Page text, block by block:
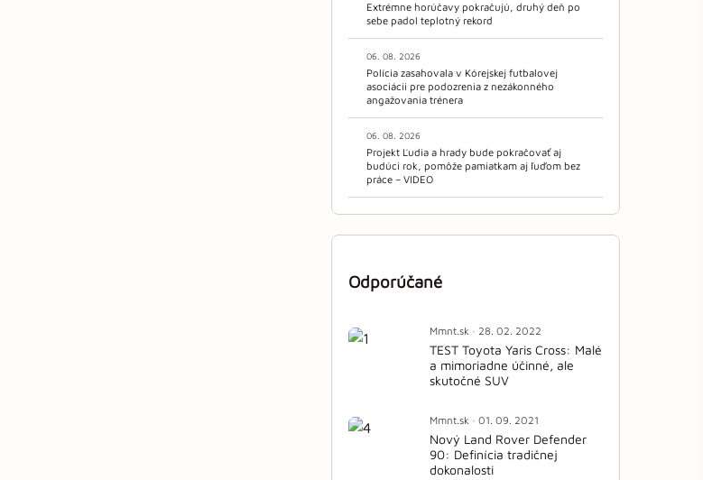
Extrémne horúčavy pokračujú, druhý deň po
sebe padol teplotný rekord
06. 08. 2026
Polícia zasahovala v Kórejskej futbalovej
asociácii pre podozrenia z nezákonného
angažovania trénera
06. 08. 2026
Projekt Ľudia a hrady bude pokračovať aj
budúci rok, pomôže pamiatkam aj ľuďom bez
práce – VIDEO
Odporúčané
Mmnt.sk · 28. 02. 2022
TEST Toyota Yaris Cross: Malé
a mimoriadne účinné, ale
skutočné SUV
Mmnt.sk · 01. 09. 2021
Nový Land Rover Defender
90: Definícia tradičnej
dokonalosti